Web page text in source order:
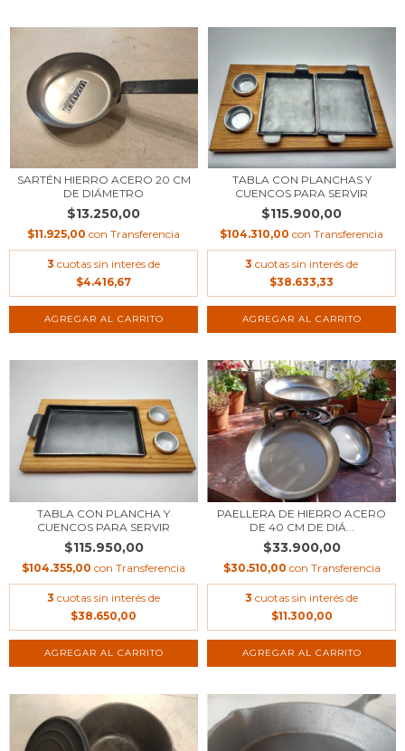
SARTÉN HIERRO ACERO 20 CM
DE DIÁMETRO
$13.250,00
$11.925,00 con Transferencia
3 cuotas sin interés de
$4.416,67
TABLA CON PLANCHAS Y
CUENCOS PARA SERVIR
$115.900,00
$104.310,00 con Transferencia
3 cuotas sin interés de
$38.633,33
TABLA CON PLANCHA Y
CUENCOS PARA SERVIR
$115.950,00
$104.355,00 con Transferencia
3 cuotas sin interés de
$38.650,00
PAELLERA DE HIERRO ACERO
DE 40 CM DE DIÁ...
$33.900,00
$30.510,00 con Transferencia
3 cuotas sin interés de
$11.300,00